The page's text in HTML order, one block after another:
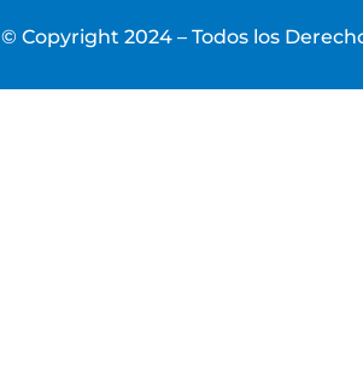
© Copyright 2024 – Todos los